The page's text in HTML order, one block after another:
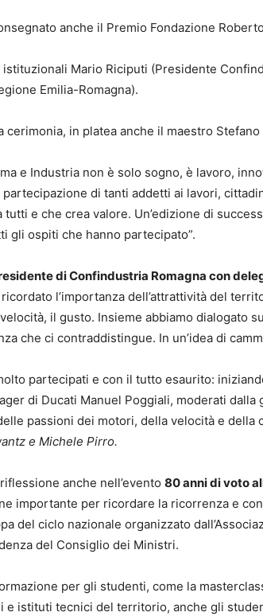
anche il Premio Fondazione
Mario Riciputi (Presidente
Emilia-Romagna).
cerimonia, in platea anche il maestro
e Industria non è solo sogno, è lavoro,
partecipazione di tanti addetti ai lavori,
tutti e che crea valore. Un’edizione di
gli ospiti che hanno partecipato”.
di Confindustria Romagna con
ricordato l’importanza dell’attrattività del
il gusto. Insieme abbiamo dialogato
che ci contraddistingue. In un’idea di
partecipati e con il tutto esaurito:
di Ducati Manuel Poggiali, moderati
passioni dei motori, della velocità e
e Michele Pirro.
anche nell’evento 80 anni di voto
importante per ricordare la ricorrenza e
del ciclo nazionale organizzato
del Consiglio dei Ministri.
per gli studenti, come la
e istituti tecnici del territorio, anche gli